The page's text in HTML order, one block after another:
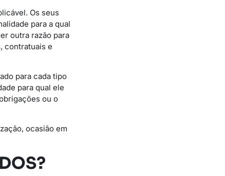
Os seus
para a qual
outra razão para
contratuais e
para cada tipo
para qual ele
ou o
ocasião em